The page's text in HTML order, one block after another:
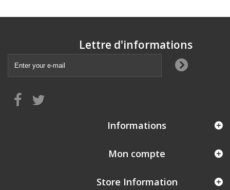
Lettre d'informations
Informations
Mon compte
Store Information